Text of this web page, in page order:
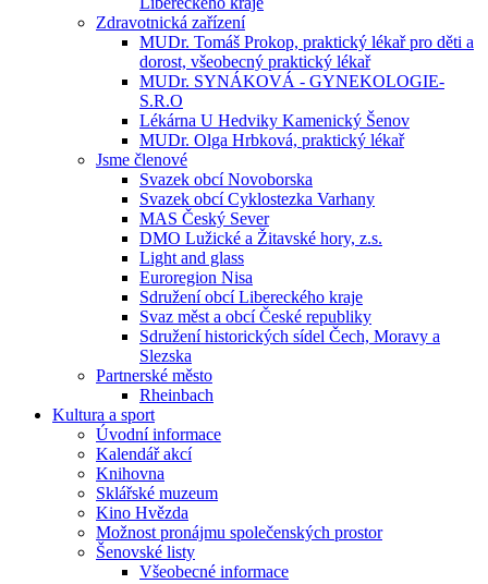
Zdravotnická zařízení
MUDr. Tomáš Prokop, praktický lékař pro děti a
dorost, všeobecný praktický lékař
MUDr. SYNÁKOVÁ - GYNEKOLOGIE-
S.R.O
Lékárna U Hedviky Kamenický Šenov
MUDr. Olga Hrbková, praktický lékař
Jsme členové
Svazek obcí Novoborska
Svazek obcí Cyklostezka Varhany
MAS Český Sever
DMO Lužické a Žitavské hory, z.s.
Light and glass
Euroregion Nisa
Sdružení obcí Libereckého kraje
Svaz měst a obcí České republiky
Sdružení historických sídel Čech, Moravy a
Slezska
Partnerské město
Rheinbach
Kultura a sport
Úvodní informace
Kalendář akcí
Knihovna
Sklářské muzeum
Kino Hvězda
Možnost pronájmu společenských prostor
Šenovské listy
Všeobecné informace